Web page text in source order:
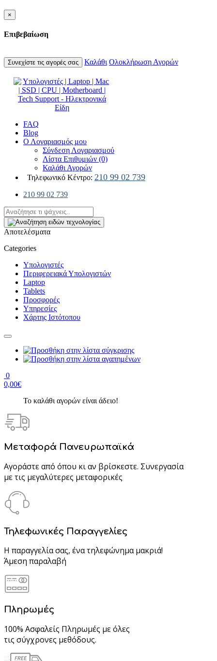
×
Επιβεβαίωση
Συνεχίστε τις αγορές σας Καλάθι Ολοκλήρωση Αγορών
FAQ
Blog
Ο Λογαριασμός μου
Σύνδεση Λογαριασμού
Λίστα Επιθυμιών (0)
Καλάθι Αγορών
Τηλεφωνικό Κέντρο: 210 99 02 739
210 99 02 739
Αποτελέσματα
Categories
Υπολογιστές
Περιφερειακά Υπολογιστών
Laptop
Tablets
Προσφορές
Υπηρεσίες
Χάρτης Ιστότοπου
0
0,00€
Το καλάθι αγορών είναι άδειο!
Μεταφορά Πανευρωπαϊκά
Αγοράστε από όπου κι αν βρίσκεστε. Συνεργασία
με τις μεγαλύτερες μεταφορικές
Τηλεφωνικές Παραγγελίες
Η παραγγελία σας, ένα τηλεφώνημα μακριά!
Άμεση παραλαβή
Πληρωμές
100% Ασφαλείς Πληρωμές με όλες
τις σύγχρονες μεθόδους.